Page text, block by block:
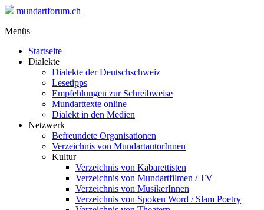
mundartforum.ch
Menüs
Startseite
Dialekte
Dialekte der Deutschschweiz
Lesetipps
Empfehlungen zur Schreibweise
Mundarttexte online
Dialekt in den Medien
Netzwerk
Befreundete Organisationen
Verzeichnis von MundartautorInnen
Kultur
Verzeichnis von Kabarettisten
Verzeichnis von Mundartfilmen / TV
Verzeichnis von MusikerInnen
Verzeichnis von Spoken Word / Slam Poetry